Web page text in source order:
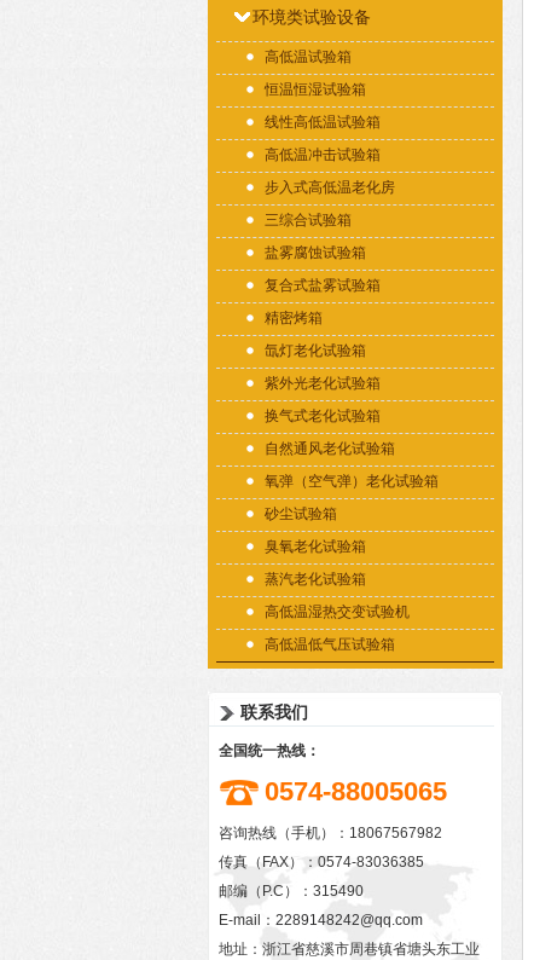
环境类试验设备
高低温试验箱
恒温恒湿试验箱
线性高低温试验箱
高低温冲击试验箱
步入式高低温老化房
三综合试验箱
盐雾腐蚀试验箱
复合式盐雾试验箱
精密烤箱
氙灯老化试验箱
紫外光老化试验箱
换气式老化试验箱
自然通风老化试验箱
氧弹（空气弹）老化试验箱
砂尘试验箱
臭氧老化试验箱
蒸汽老化试验箱
高低温湿热交变试验机
高低温低气压试验箱
联系我们
全国统一热线：
0574-88005065
咨询热线（手机）：18067567982
传真（FAX）：0574-83036385
邮编（P.C）：315490
E-mail： 2289148242@qq.com
地址：浙江省慈溪市周巷镇省塘头东工业